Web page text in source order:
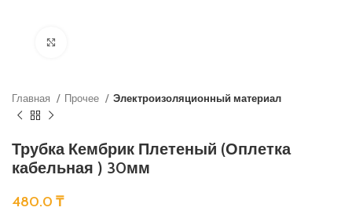
Главная Прочее Электроизоляционный материал
Трубка Кембрик Плетеный (Оплетка
кабельная ) 30мм
480.0 ₸